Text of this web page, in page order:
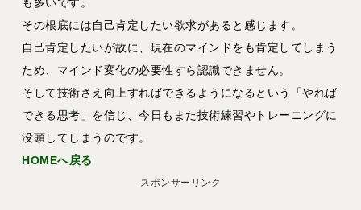
も多いです。
その根底には自己肯定したい欲求があると感じます。
自己肯定したいが故に、現在のマインドをも肯定してしまう
ため、マインド変化の必要性すら認識できません。
そして技術さえ向上すればできるようになるという「やれば
できる思考」を信じ、今日もまた技術練習やトレーニングに
没頭してしまうのです。
HOMEへ戻る
スポンサーリンク